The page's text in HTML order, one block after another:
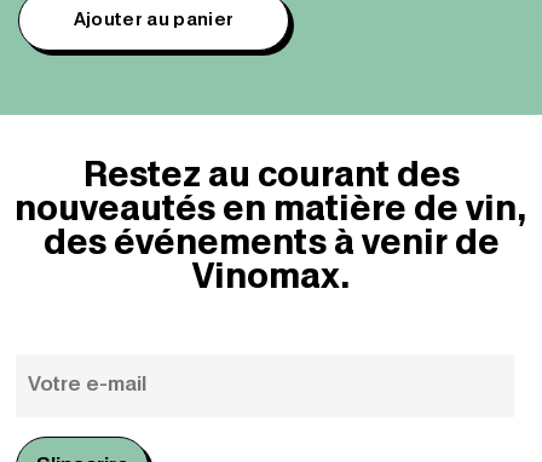
Ajouter au panier
Restez au courant des
nouveautés en matière de vin,
des événements à venir de
Vinomax.